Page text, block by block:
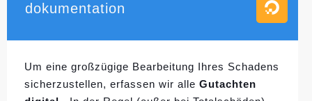
dokumentation
Um eine großzügige Bearbeitung Ihres Schadens
sicherzustellen, erfassen wir alle Gutachten